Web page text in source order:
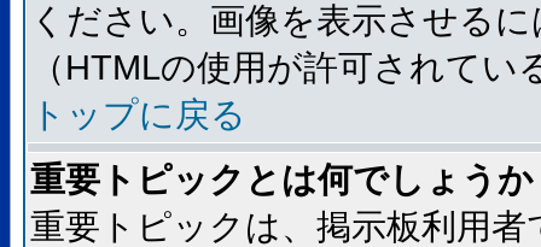
ください。画像を表示させる
（HTMLの使用が許可されて
トップに戻る
重要トピックとは何でしょうか
重要トピックは、掲示板利用